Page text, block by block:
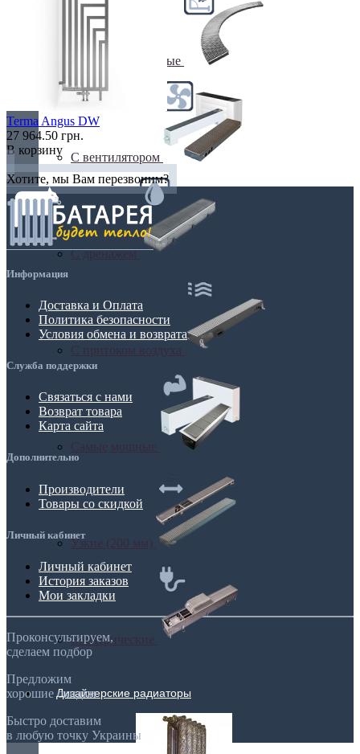
Радиусные/Угловые
С вентилятором
С дренажем
Узкие (200 мм)
Электрические
Дизайнерские радиаторы
Terma Angus DW
27 964.50 грн.
В корзину
Хотите, мы Вам перезвоним?
Информация
Доставка и Оплата
Политика безопасности
Условия обмена и возврата
Служба поддержки
Связаться с нами
Возврат товара
Карта сайта
Дополнительно
Производители
Товары со скидкой
Личный кабинет
Личный кабинет
История заказов
Мои закладки
Проконсультируем,
сделаем подбор
Предложим
хорошие скидки
Быстро доставим
в любую точку Украины